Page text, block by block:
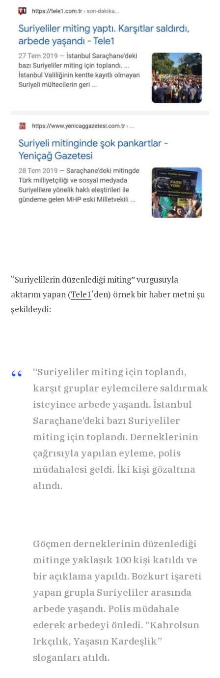
“Suriyelilerin düzenlediği miting” vurgusuyla
aktarım yapan (Tele1‘den) örnek bir haber metni şu
şekildeydi:
“Suriyeliler miting için toplandı,
karşıt gruplar eylemcilere saldırmak
isteyince arbede yaşandı. İstanbul
Saraçhane’deki bazı Suriyeliler
miting için toplandı. Derneklerinin
çağrısıyla yapılan eyleme, polis
müdahalesi geldi. İki kişi gözaltına
alındı.
Göçmen derneklerinin düzenlediği
mitinge yaklaşık 100 kişi katıldı ve
bir açıklama yapıldı. Bozkurt işareti
yapan grupla Suriyeliler arasında
arbede yaşandı. Polis müdahale
ederek arbedeyi önledi. “Kahrolsun
Irkçılık, Yaşasın Kardeşlik”
sloganları atıldı.